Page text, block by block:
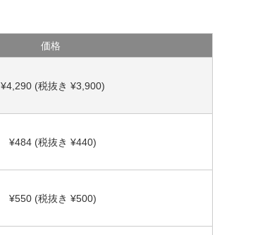
価格
¥4,290 (税抜き ¥3,900)
¥484 (税抜き ¥440)
¥550 (税抜き ¥500)